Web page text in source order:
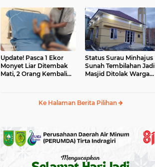
Update! Pasca 1 Ekor
Monyet Liar Ditembak
Mati, 2 Orang Kembali
Status Surau Minhajus
Sunah Tembilahan Jadi
Masjid Ditolak Warga
Ke Halaman Berita Pilihan